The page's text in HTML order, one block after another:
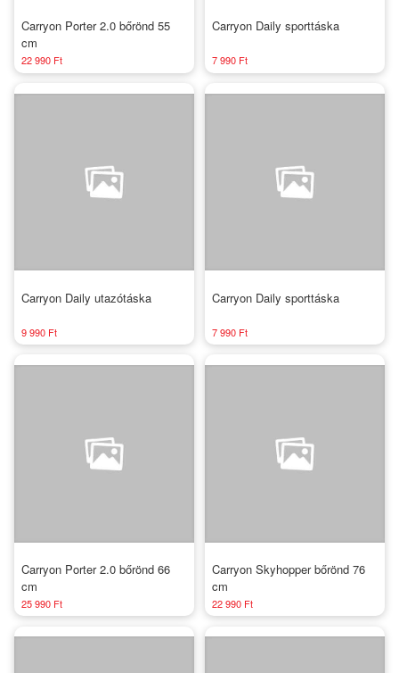
Carryon Porter 2.0 bőrönd 55
cm
22 990 Ft
Carryon Daily sporttáska
7 990 Ft
Carryon Daily utazótáska
9 990 Ft
Carryon Daily sporttáska
7 990 Ft
Carryon Porter 2.0 bőrönd 66
cm
25 990 Ft
Carryon Skyhopper bőrönd 76
cm
22 990 Ft